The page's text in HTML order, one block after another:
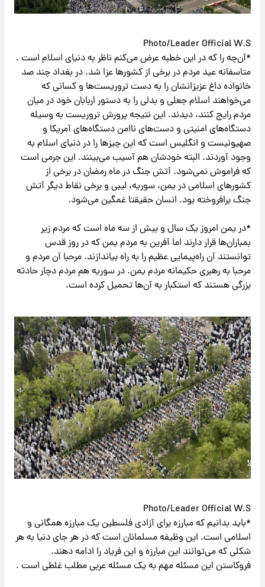
Photo/Leader Official W.S
*آن‌چه را که در این خطبه عرض می‌کنم ناظر به دنیای اسلام است .
متاسفانه عید مردم در برخی از کشورها عزا شد. در بغداد چند صد
خانواده داغ عزیزانشان را به دست تروریست‌ها و کسانی که
می‌خواهند اسلام جعلی و بدلی را به دستور اربابان خود در میان
مردم رایج کنند، دیدند. این نتیجه پرورش تروریست به وسیله
دستگاه‌‌های امنیتی و دست‌های ناامن دستگاه‌های آمریکا و
صهیونیست و انگلیس است که این چیزها را در دنیای اسلام به
وجود آوردند. البته خودشان هم آسیب می‌بینند. این جرمی است
که فراموش نمی‌شود. آتش جنگ در ماه رمضان در برخی از
کشورهای اسلامی در یمن، سوریه‌، لیبی و برخی نقاط دیگر آتش
جنگ برافروخته بود. انسان حقیقتا غمگین می‌شود.
*در یمن امروز یک سال و بیش از سه ماه است که مردم زیر
بمباران‌ها قرار دارند اما آفرین به مردم یمن که در روز قدس
توانستند آن راه‌پیمایی عظیم را به راه بیاندازند. مرحبا آن مردم و
مرحبا به رهبری حکیمانه مردم یمن. در سوریه هم مردم دچار حادثه
بزرگی هستند که استکبار به آن‌ها تحمیل کرده است.
Photo/Leader Official W.S
*باید بدانیم که مبارزه برای آزادی فلسطین یک مبارزه همگانی و
اسلامی است. این وظیفه مسلمانان است که در هر جای دنیا به هر
شکلی که می‌توانند این مبارزه و این فریاد را ادامه دهند.
فروکاستن این مسئله مهم به یک مسئله عربی مطلب غلطی است .